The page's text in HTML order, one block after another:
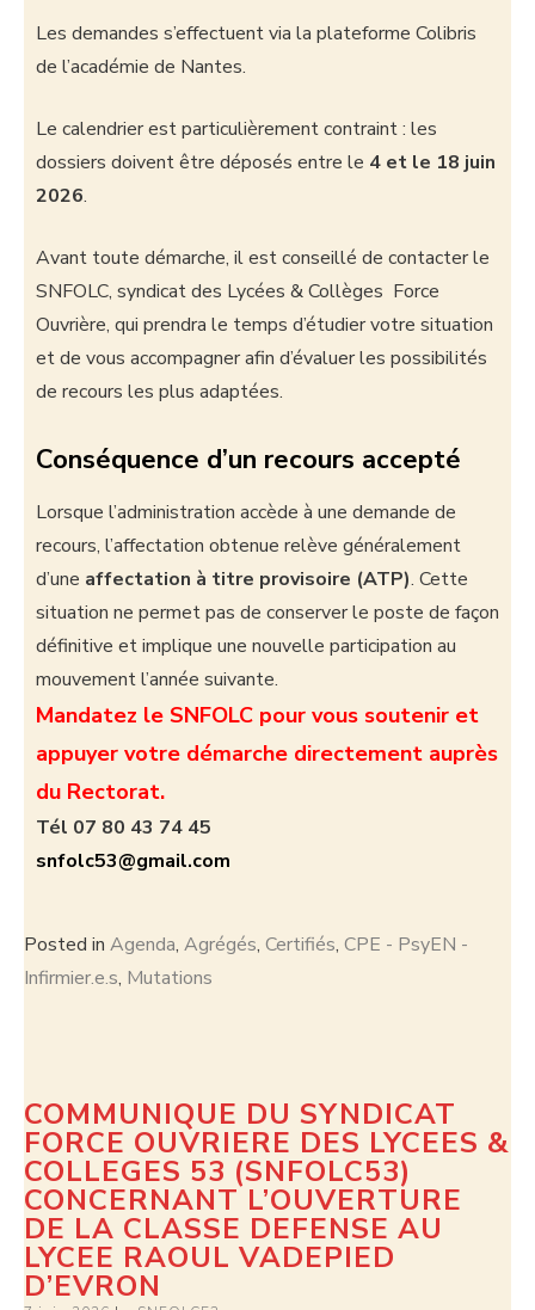
Les demandes s’effectuent via la plateforme Colibris
de l’académie de Nantes.
Le calendrier est particulièrement contraint : les
dossiers doivent être déposés entre le 4 et le 18 juin
2026.
Avant toute démarche, il est conseillé de contacter le
SNFOLC, syndicat des Lycées & Collèges Force
Ouvrière, qui prendra le temps d’étudier votre situation
et de vous accompagner afin d’évaluer les possibilités
de recours les plus adaptées.
Conséquence d’un recours accepté
Lorsque l’administration accède à une demande de
recours, l’affectation obtenue relève généralement
d’une affectation à titre provisoire (ATP). Cette
situation ne permet pas de conserver le poste de façon
définitive et implique une nouvelle participation au
mouvement l’année suivante.
Mandatez le SNFOLC pour vous soutenir et
appuyer votre démarche directement auprès
du Rectorat.
Tél 07 80 43 74 45
snfolc53@gmail.com
Posted in Agenda, Agrégés, Certifiés, CPE - PsyEN -
Infirmier.e.s, Mutations
COMMUNIQUE DU SYNDICAT
FORCE OUVRIERE DES LYCEES &
COLLEGES 53 (SNFOLC53)
CONCERNANT L’OUVERTURE
DE LA CLASSE DEFENSE AU
LYCEE RAOUL VADEPIED
D’EVRON